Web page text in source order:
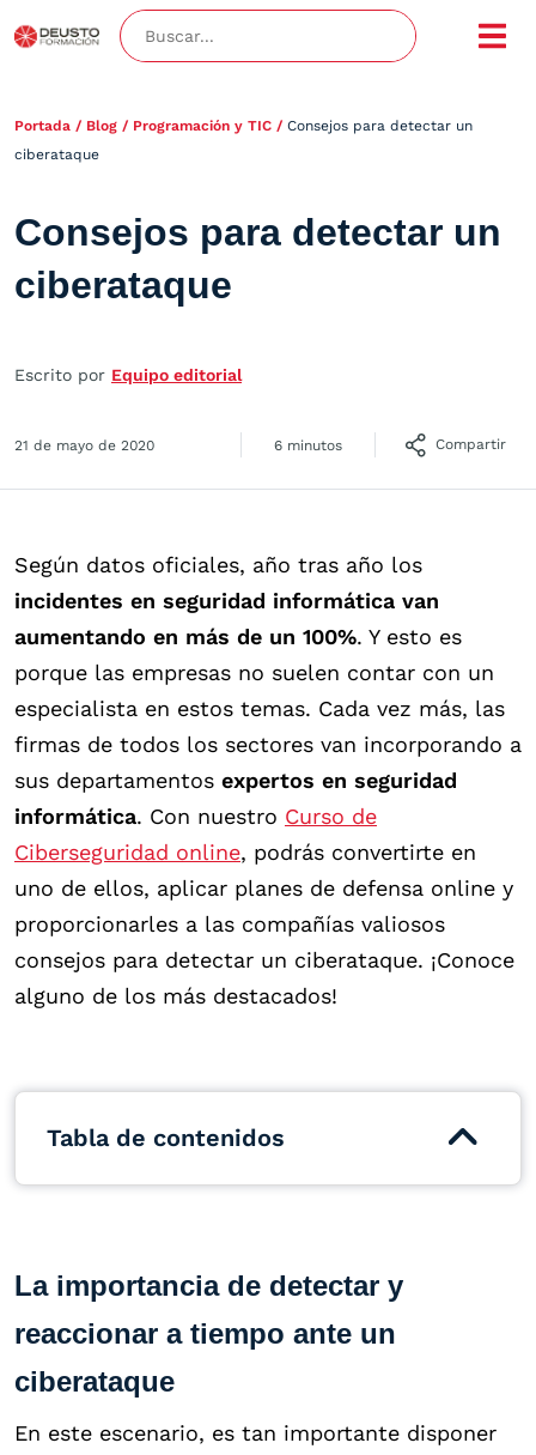
Portada / Blog / Programación y TIC / Consejos para detectar un
ciberataque
Consejos para detectar un
ciberataque
Escrito por Equipo editorial
21 de mayo de 2020 6 minutos Compartir
Según datos oficiales, año tras año los
incidentes en seguridad informática van
aumentando en más de un 100%. Y esto es
porque las empresas no suelen contar con un
especialista en estos temas. Cada vez más, las
firmas de todos los sectores van incorporando a
sus departamentos expertos en seguridad
informática. Con nuestro Curso de
Ciberseguridad online, podrás convertirte en
uno de ellos, aplicar planes de defensa online y
proporcionarles a las compañías valiosos
consejos para detectar un ciberataque. ¡Conoce
alguno de los más destacados!
Tabla de contenidos
La importancia de detectar y
reaccionar a tiempo ante un
ciberataque
En este escenario, es tan importante disponer